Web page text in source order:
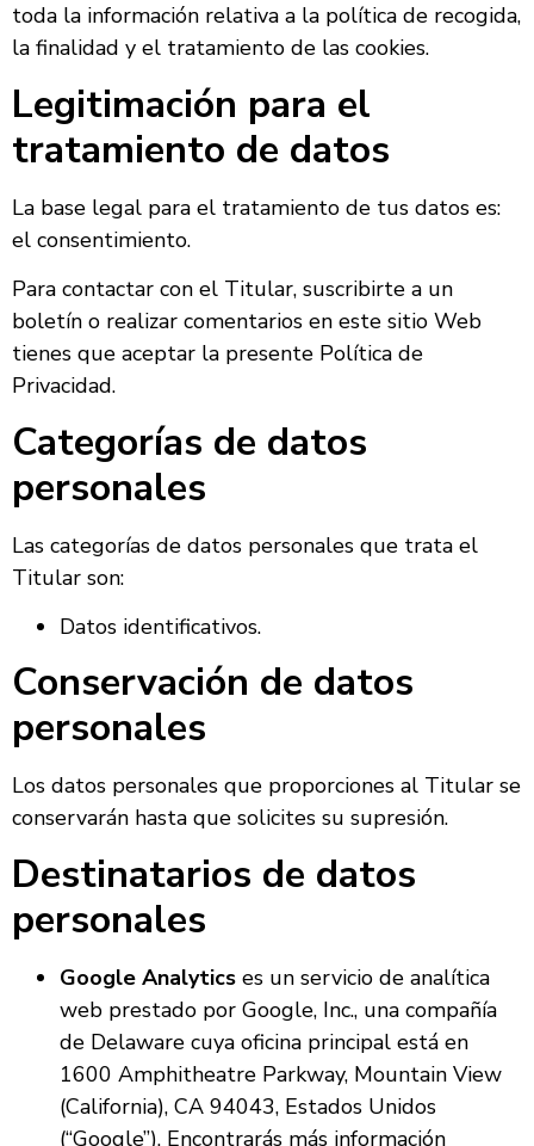
toda la información relativa a la política de recogida,
la finalidad y el tratamiento de las cookies.
Legitimación para el
tratamiento de datos
La base legal para el tratamiento de tus datos es:
el consentimiento.
Para contactar con el Titular, suscribirte a un
boletín o realizar comentarios en este sitio Web
tienes que aceptar la presente Política de
Privacidad.
Categorías de datos
personales
Las categorías de datos personales que trata el
Titular son:
Datos identificativos.
Conservación de datos
personales
Los datos personales que proporciones al Titular se
conservarán hasta que solicites su supresión.
Destinatarios de datos
personales
Google Analytics es un servicio de analítica
web prestado por Google, Inc., una compañía
de Delaware cuya oficina principal está en
1600 Amphitheatre Parkway, Mountain View
(California), CA 94043, Estados Unidos
(“Google”). Encontrarás más información